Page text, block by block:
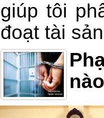
giúp tôi
đoạt tài